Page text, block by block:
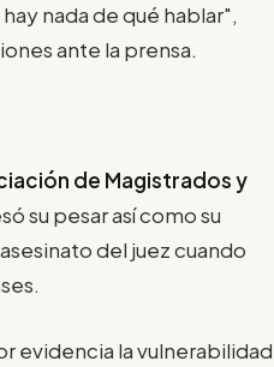
nada de qué hablar",
ante la prensa.
de Magistrados y
su pesar así como su
del juez cuando
evidencia la vulnerabilidad